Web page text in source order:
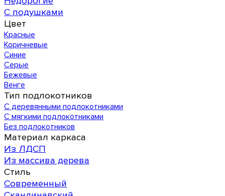
С подушками
Цвет
Красные
Коричневые
Синие
Серые
Бежевые
Венге
Тип подлокотников
С деревянными подлокотниками
С мягкими подлокотниками
Без подлокотников
Материал каркаса
Из ЛДСП
Из массива дерева
Стиль
Современный